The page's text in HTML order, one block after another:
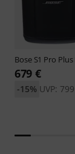
Bose S1 Pro
679 €
UVP:
-15%